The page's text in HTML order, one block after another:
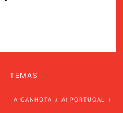
TEMAS
A CANHOTA AI PORTUGAL